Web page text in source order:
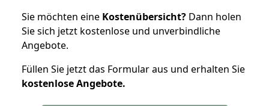
Sie möchten eine Kostenübersicht? Dann holen
Sie sich jetzt kostenlose und unverbindliche
Angebote.
Füllen Sie jetzt das Formular aus und erhalten Sie
kostenloseAngebote.